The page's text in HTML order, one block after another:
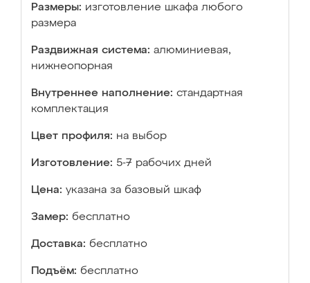
Размеры: изготовление шкафа любого
размера
Раздвижная система: алюминиевая,
нижнеопорная
Внутреннее наполнение: стандартная
комплектация
Цвет профиля: на выбор
Изготовление: 5-7 рабочих дней
Цена: указана за базовый шкаф
Замер: бесплатно
Доставка: бесплатно
Подъём: бесплатно